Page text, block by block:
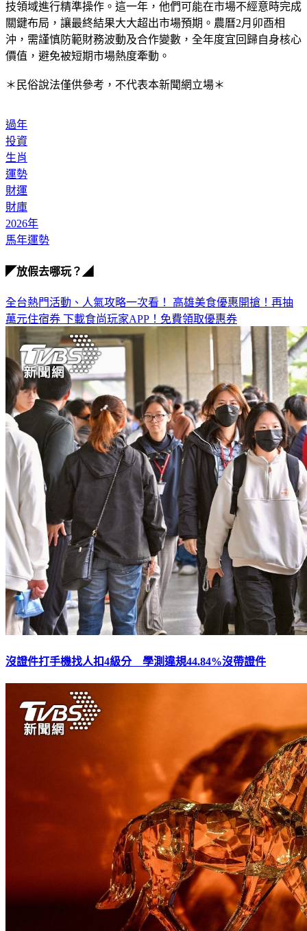
技領域進行精準操作。這一年，他們可能在市場不經意時完成
關鍵布局，讓最終結果大大超出市場預期。農曆2月卯酉相
沖，需謹慎防範財務波動及合作變數，全年度宜回歸自身核心
價值，避免被短期市場熱度牽動。
＊民俗說法僅供參考，不代表本新聞網立場＊
過年
投資
生肖
運勢
財運
財庫
2026年
馬年運勢
◤放假去哪玩？◢
全台熱門活動、人氣攻略一次看！ 高雄美食優惠開搶！再抽
萬元住宿券 下載食尚玩家APP！免費領取優惠券
沒證件打手機找人扣4級分 學測違規44.84%沒帶證件